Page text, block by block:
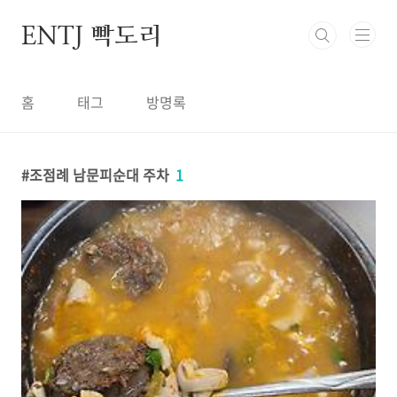
ENTJ 빡도리
홈 태그 방명록
조점례 남문피순대 주차 1